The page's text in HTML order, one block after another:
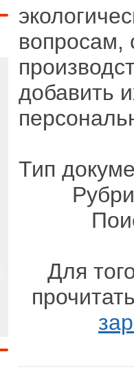
вопросам,
добавить
Тип
Для